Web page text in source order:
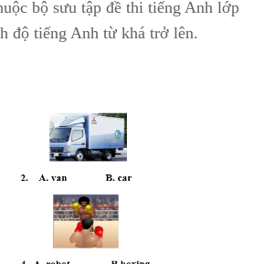
bộ sưu tập đề thi tiếng Anh lớp
độ tiếng Anh từ khá trở lên.